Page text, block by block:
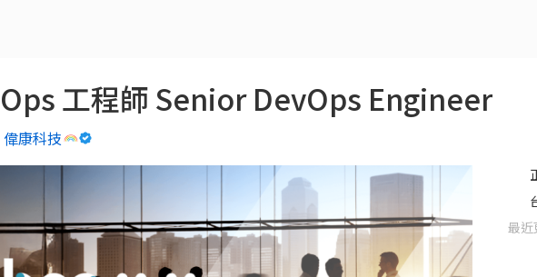
工程師 Senior DevOps Engineer
康科技
最